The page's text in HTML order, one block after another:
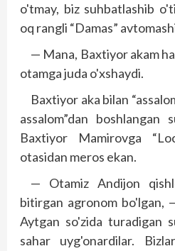
o'tmay, biz suhbatlashib
oq rangli “Damas”
— Mana, Baxtiyor akam
otamga juda o'xshaydi.
Baxtiyor aka bilan
assalom”dan boshlangan
Baxtiyor Mamirovga
otasidan meros ekan.
— Otamiz Andijon
bitirgan agronom bo'lgan,
Aytgan so'zida turadigan
sahar uyg'onardilar.